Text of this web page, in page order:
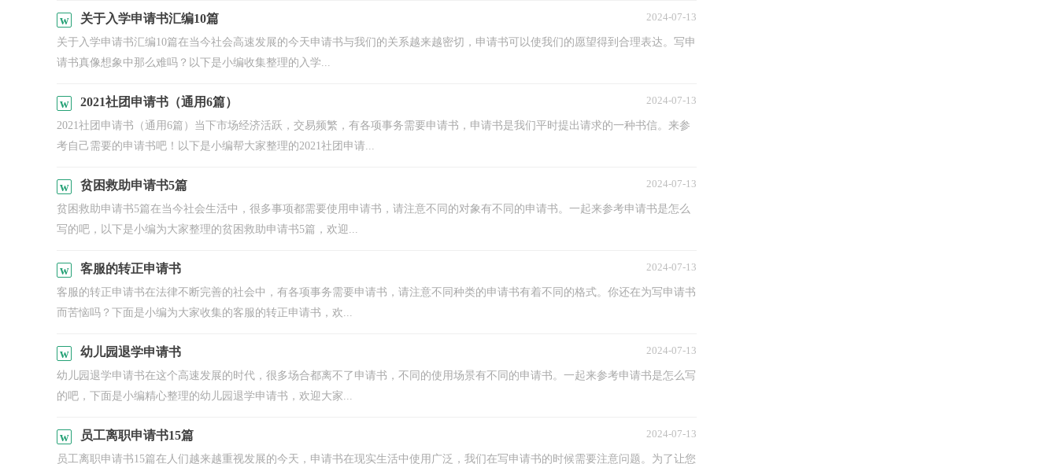
关于入学申请书汇编10篇 2024-07-13
关于入学申请书汇编10篇在当今社会高速发展的今天申请书与我们的关系越来越密切，申请书可以使我们的愿望得到合理表达。写申
请书真像想象中那么难吗？以下是小编收集整理的入学...
2021社团申请书（通用6篇） 2024-07-13
2021社团申请书（通用6篇）当下市场经济活跃，交易频繁，有各项事务需要申请书，申请书是我们平时提出请求的一种书信。来参
考自己需要的申请书吧！以下是小编帮大家整理的2021社团申请...
贫困救助申请书5篇 2024-07-13
贫困救助申请书5篇在当今社会生活中，很多事项都需要使用申请书，请注意不同的对象有不同的申请书。一起来参考申请书是怎么
写的吧，以下是小编为大家整理的贫困救助申请书5篇，欢迎...
客服的转正申请书 2024-07-13
客服的转正申请书在法律不断完善的社会中，有各项事务需要申请书，请注意不同种类的申请书有着不同的格式。你还在为写申请书
而苦恼吗？下面是小编为大家收集的客服的转正申请书，欢...
幼儿园退学申请书 2024-07-13
幼儿园退学申请书在这个高速发展的时代，很多场合都离不了申请书，不同的使用场景有不同的申请书。一起来参考申请书是怎么写
的吧，下面是小编精心整理的幼儿园退学申请书，欢迎大家...
员工离职申请书15篇 2024-07-13
员工离职申请书15篇在人们越来越重视发展的今天，申请书在现实生活中使用广泛，我们在写申请书的时候需要注意问题。为了让您